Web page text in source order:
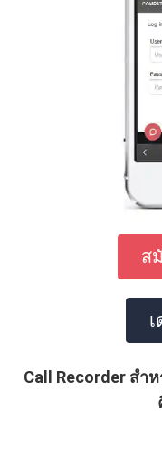
ส
Call Recorder สำ